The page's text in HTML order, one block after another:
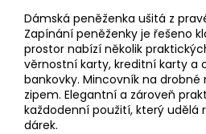
Dámská peněženka ušitá z
Zapínání peněženky je řešeno
prostor nabízí několik
věrnostní karty, kreditní karty a
bankovky. Mincovník na
zipem. Elegantní a zároveň
každodenní použití, který udělá
dárek.